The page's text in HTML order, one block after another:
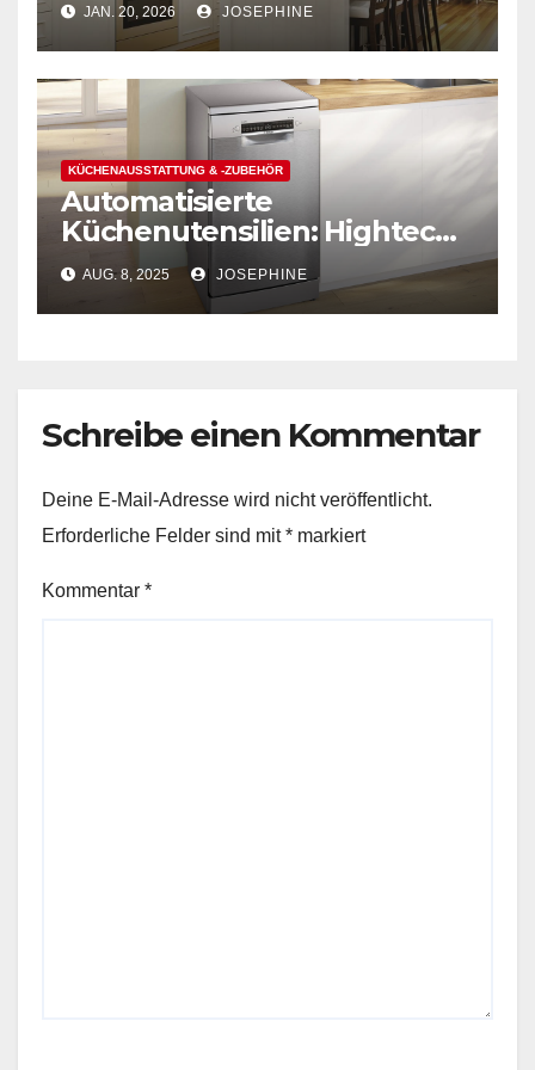
Überblick
JAN. 20, 2026 JOSEPHINE
KÜCHENAUSSTATTUNG & -ZUBEHÖR
Automatisierte
Küchenutensilien: Hightech,
die das Putzen leicht macht
AUG. 8, 2025 JOSEPHINE
Schreibe einen Kommentar
Deine E-Mail-Adresse wird nicht veröffentlicht.
Erforderliche Felder sind mit* markiert
Kommentar *